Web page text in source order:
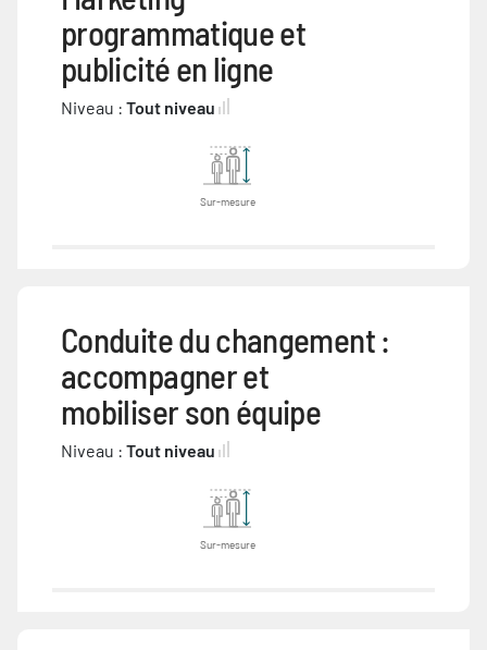
programmatique et
publicité en ligne
Niveau : Tout niveau
Sur-mesure
Conduite du changement :
accompagner et
mobiliser son équipe
Niveau : Tout niveau
Sur-mesure